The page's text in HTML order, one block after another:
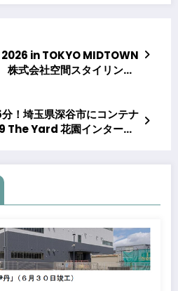
in TOKYO MIDTOWN
式会社空間スタイリング
！埼玉県深谷市にコンテナ
The Yard 花園インター」